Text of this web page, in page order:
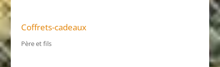
Coffrets-cadeaux
Père et fils